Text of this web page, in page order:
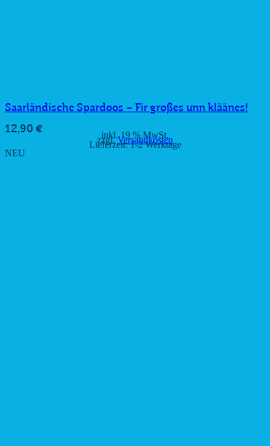
Saarländische Spardoos – Fir großes unn kläänes!
12,90 € inkl. 19 % MwSt.
zzgl.Versandkosten
Lieferzeit:1-2 Werktage
NEU